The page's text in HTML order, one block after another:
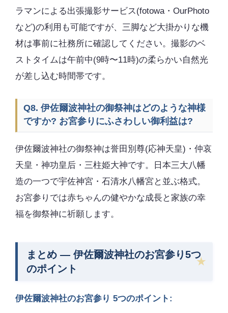
ラマンによる出張撮影サービス(fotowa・OurPhoto
など)の利用も可能ですが、三脚など大掛かりな機
材は事前に社務所に確認してください。撮影のベ
ストタイムは午前中(9時〜11時)の柔らかい自然光
が差し込む時間帯です。
Q8. 伊佐爾波神社の御祭神はどのような神様
ですか? お宮参りにふさわしい御利益は?
伊佐爾波神社の御祭神は誉田別尊(応神天皇)・仲哀
天皇・神功皇后・三柱姫大神です。日本三大八幡
造の一つで宇佐神宮・石清水八幡宮と並ぶ格式。
お宮参りでは赤ちゃんの健やかな成長と家族の幸
福を御祭神に祈願します。
まとめ — 伊佐爾波神社のお宮参り5つ
のポイント
伊佐爾波神社のお宮参り 5つのポイント: